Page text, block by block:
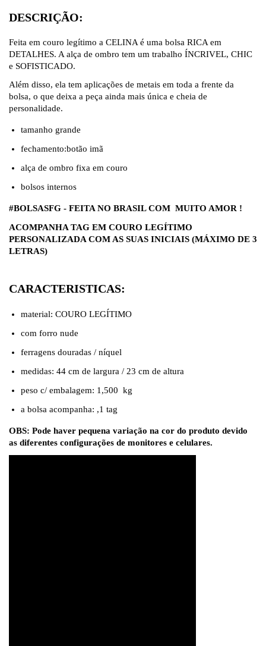
DESCRIÇÃO:
Feita em couro legítimo a CELINA é uma bolsa RICA em
DETALHES. A alça de ombro tem um trabalho ÍNCRIVEL, CHIC
e SOFISTICADO.
Além disso, ela tem aplicações de metais em toda a frente da
bolsa, o que deixa a peça ainda mais única e cheia de
personalidade.
tamanho grande
fechamento:botão imã
alça de ombro fixa em couro
bolsos internos
#BOLSASFG - FEITA NO BRASIL COM MUITO AMOR !
ACOMPANHA TAG EM COURO LEGÍTIMO
PERSONALIZADA COM AS SUAS INICIAIS (MÁXIMO DE 3
LETRAS)
CARACTERISTICAS:
material: COURO LEGÍTIMO
com forro nude
ferragens douradas / níquel
medidas: 44 cm de largura / 23 cm de altura
peso c/ embalagem: 1,500 kg
a bolsa acompanha: ,1 tag
OBS: Pode haver pequena variação na cor do produto devido
as diferentes configurações de monitores e celulares.